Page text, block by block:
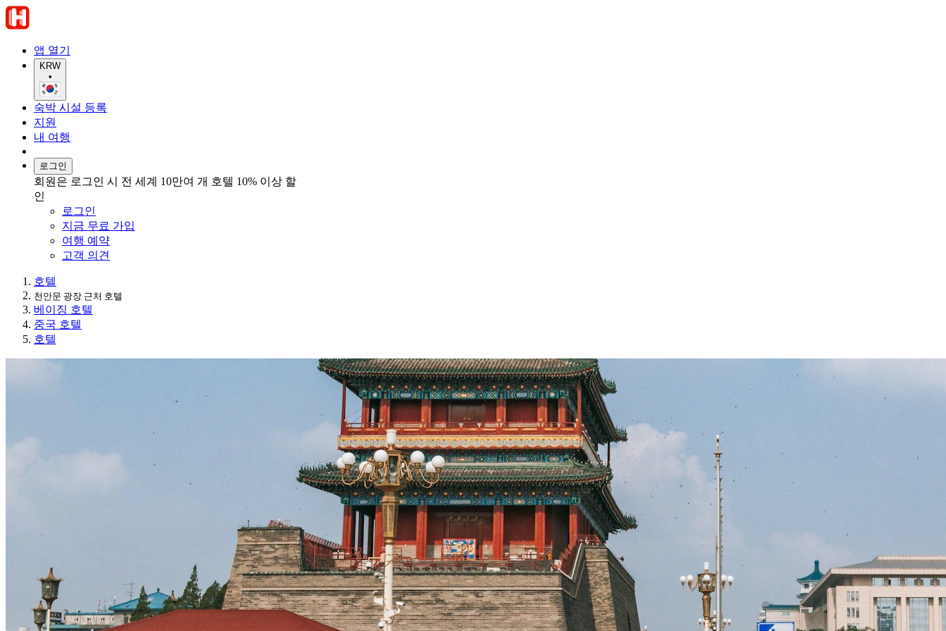
앱 열기
KRW
•
숙박 시설 등록
지원
내 여행
로그인
회원은 로그인 시 전 세계 10만여 개 호텔 10% 이상 할
인
로그인
지금 무료 가입
여행 예약
고객 의견
호텔
천안문 광장 근처 호텔
베이징 호텔
중국 호텔
호텔